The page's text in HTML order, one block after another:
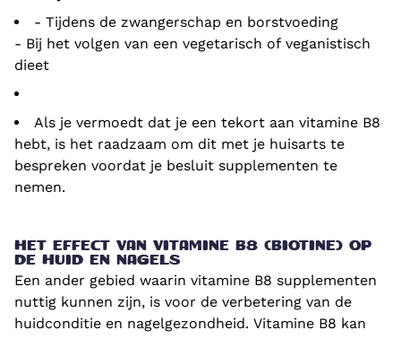
- Tijdens de zwangerschap en borstvoeding
- Bij het volgen van een vegetarisch of veganistisch
dieet
Als je vermoedt dat je een tekort aan vitamine B8
hebt, is het raadzaam om dit met je huisarts te
bespreken voordat je besluit supplementen te
nemen.
HET EFFECT VAN VITAMINE B8 (BIOTINE) OP
DE HUID EN NAGELS
Een ander gebied waarin vitamine B8 supplementen
nuttig kunnen zijn, is voor de verbetering van de
huidconditie en nagelgezondheid. Vitamine B8 kan